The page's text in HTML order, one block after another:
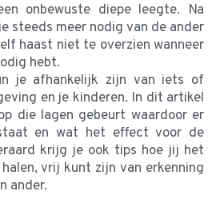
onbewuste diepe leegte. Na
steeds meer nodig van de ander
haast niet te overzien wanneer
hebt.
je afhankelijk zijn van iets of
en je kinderen. In dit artikel
die lagen gebeurt waardoor er
en wat het effect voor de
krijg je ook tips hoe jij het
vrij kunt zijn van erkenning
ander.